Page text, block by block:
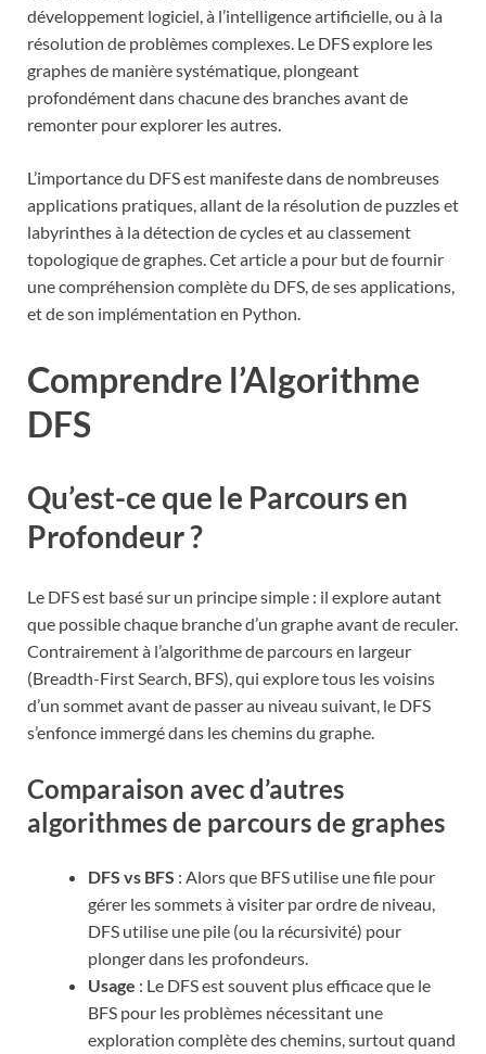
développement logiciel, à l’intelligence artificielle, ou à la
résolution de problèmes complexes. Le DFS explore les
graphes de manière systématique, plongeant
profondément dans chacune des branches avant de
remonter pour explorer les autres.
L’importance du DFS est manifeste dans de nombreuses
applications pratiques, allant de la résolution de puzzles et
labyrinthes à la détection de cycles et au classement
topologique de graphes. Cet article a pour but de fournir
une compréhension complète du DFS, de ses applications,
et de son implémentation en Python.
Comprendre l’Algorithme
DFS
Qu’est-ce que le Parcours en
Profondeur ?
Le DFS est basé sur un principe simple : il explore autant
que possible chaque branche d’un graphe avant de reculer.
Contrairement à l’algorithme de parcours en largeur
(Breadth-First Search, BFS), qui explore tous les voisins
d’un sommet avant de passer au niveau suivant, le DFS
s’enfonce immergé dans les chemins du graphe.
Comparaison avec d’autres
algorithmes de parcours de graphes
DFS vs BFS : Alors que BFS utilise une file pour
gérer les sommets à visiter par ordre de niveau,
DFS utilise une pile (ou la récursivité) pour
plonger dans les profondeurs.
Usage : Le DFS est souvent plus efficace que le
BFS pour les problèmes nécessitant une
exploration complète des chemins, surtout quand